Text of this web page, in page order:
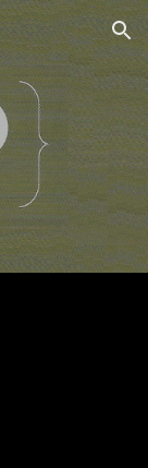
to navigation